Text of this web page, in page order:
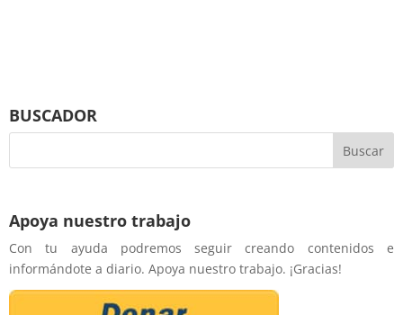
BUSCADOR
Apoya nuestro trabajo
Con tu ayuda podremos seguir creando contenidos e
informándote a diario. Apoya nuestro trabajo. ¡Gracias!